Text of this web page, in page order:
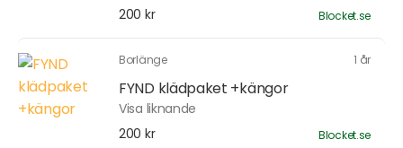
200 kr
Blocket.se
Borlänge 1 år
FYND klädpaket +kängor
Visa liknande
200 kr
Blocket.se